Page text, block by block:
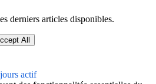
derniers articles disponibles.
All
actif